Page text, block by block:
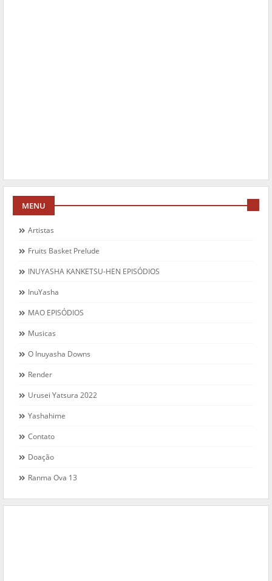
MENU
Artistas
Fruits Basket Prelude
INUYASHA KANKETSU-HEN EPISÓDIOS
InuYasha
MAO EPISÓDIOS
Musicas
O Inuyasha Downs
Render
Urusei Yatsura 2022
Yashahime
Contato
Doação
Ranma Ova 13